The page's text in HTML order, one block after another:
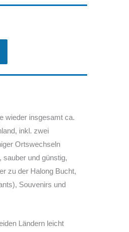
wieder insgesamt ca.
inkl. zwei
Ortswechseln
und günstig,
zu der Halong Bucht,
Souvenirs und
Ländern leicht